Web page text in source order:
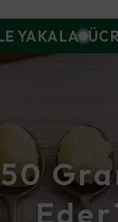
YAKALA
50